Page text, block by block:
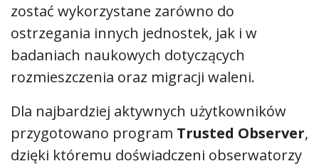
zostać wykorzystane zarówno do
ostrzegania innych jednostek, jak i w
badaniach naukowych dotyczących
rozmieszczenia oraz migracji waleni.
Dla najbardziej aktywnych użytkowników
przygotowano program Trusted Observer,
dzięki któremu doświadczeni obserwatorzy